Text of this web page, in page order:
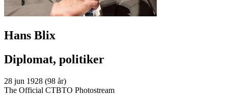
Hans Blix
Diplomat, politiker
28 jun 1928 (98 år)
The Official CTBTO Photostream